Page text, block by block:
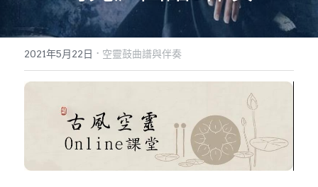
蓮花款空靈鼓
旗艦款空靈鼓
2026最新優惠
空靈鼓演奏
曲譜與伴奏
教學與示範
空靈學堂
Q&A
關於LURU
Facebook
2021年5月22日 · 空靈鼓曲譜與伴奏
腳架及配件
便攜款
旗艦款